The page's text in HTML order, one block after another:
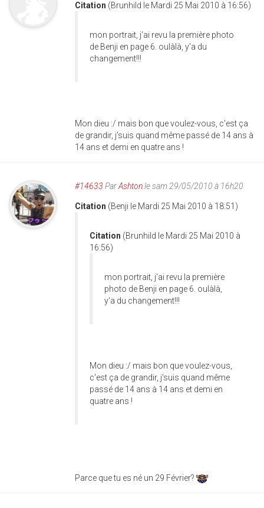
Citation (Brunhild le Mardi 25 Mai 2010 à 16:56)
mon portrait, j'ai revu la première photo
de Benji en page 6. oulàlà, y'a du
changement!!!
Mon dieu :/ mais bon que voulez-vous, c'est ça
de grandir, j'suis quand même passé de 14 ans à
14 ans et demi en quatre ans !
#14633 ParAshtonle sam 29/05/2010 à 16h20
Citation (Benji le Mardi 25 Mai 2010 à 18:51)
Citation (Brunhild le Mardi 25 Mai 2010 à
16:56)
mon portrait, j'ai revu la première
photo de Benji en page 6. oulàlà,
y'a du changement!!!
Mon dieu :/ mais bon que voulez-vous,
c'est ça de grandir, j'suis quand même
passé de 14 ans à 14 ans et demi en
quatre ans !
Parce que tu es né un 29 Février?